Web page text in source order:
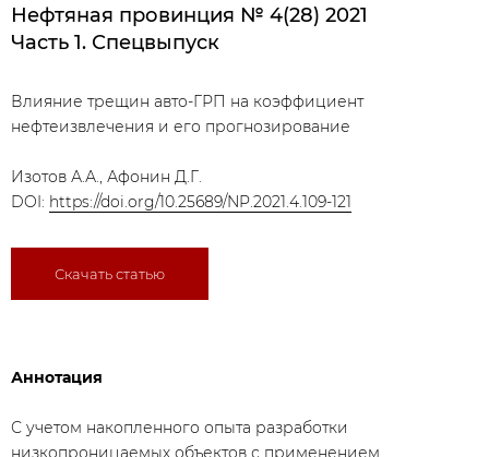
Нефтяная провинция № 4(28) 2021
Часть 1. Спецвыпуск
Влияние трещин авто-ГРП на коэффициент
нефтеизвлечения и его прогнозирование
Изотов А.А., Афонин Д.Г.
DOI: https://doi.org/10.25689/NP.2021.4.109-121
Скачать статью
Аннотация
С учетом накопленного опыта разработки
низкопроницаемых объектов с применением